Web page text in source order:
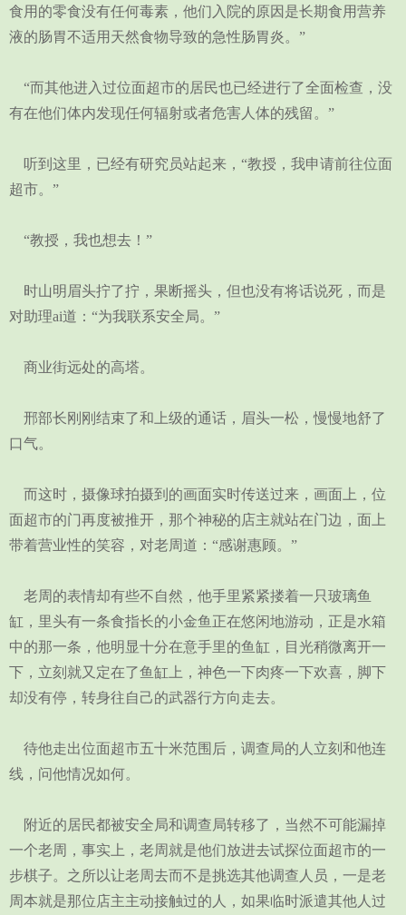
食用的零食没有任何毒素，他们入院的原因是长期食用营养
液的肠胃不适用天然食物导致的急性肠胃炎。”
“而其他进入过位面超市的居民也已经进行了全面检查，没
有在他们体内发现任何辐射或者危害人体的残留。”
听到这里，已经有研究员站起来，“教授，我申请前往位面
超市。”
“教授，我也想去！”
时山明眉头拧了拧，果断摇头，但也没有将话说死，而是
对助理ai道：“为我联系安全局。”
商业街远处的高塔。
邢部长刚刚结束了和上级的通话，眉头一松，慢慢地舒了
口气。
而这时，摄像球拍摄到的画面实时传送过来，画面上，位
面超市的门再度被推开，那个神秘的店主就站在门边，面上
带着营业性的笑容，对老周道：“感谢惠顾。”
老周的表情却有些不自然，他手里紧紧搂着一只玻璃鱼
缸，里头有一条食指长的小金鱼正在悠闲地游动，正是水箱
中的那一条，他明显十分在意手里的鱼缸，目光稍微离开一
下，立刻就又定在了鱼缸上，神色一下肉疼一下欢喜，脚下
却没有停，转身往自己的武器行方向走去。
待他走出位面超市五十米范围后，调查局的人立刻和他连
线，问他情况如何。
附近的居民都被安全局和调查局转移了，当然不可能漏掉
一个老周，事实上，老周就是他们放进去试探位面超市的一
步棋子。之所以让老周去而不是挑选其他调查人员，一是老
周本就是那位店主主动接触过的人，如果临时派遣其他人过